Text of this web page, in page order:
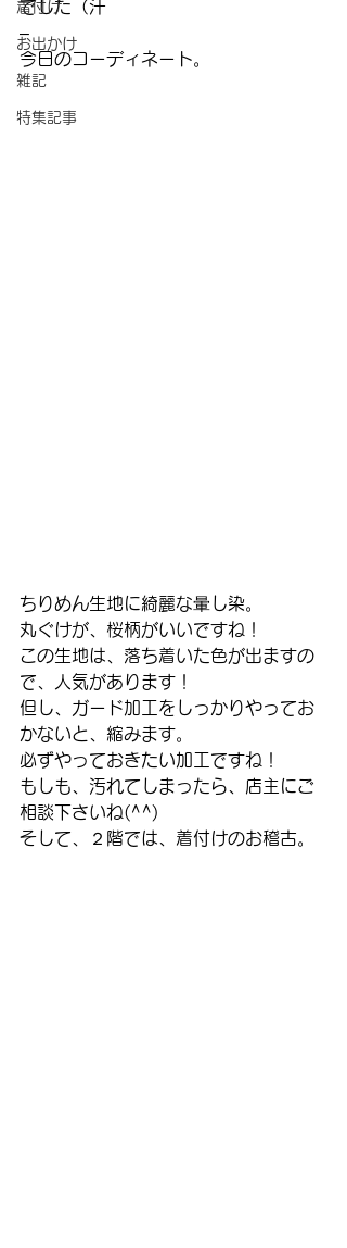
着付け
お出かけ
雑記
特集記事
でした（汗
–
今日のコーディネート。
ちりめん生地に綺麗な暈し染。
丸ぐけが、桜柄がいいですね！
この生地は、落ち着いた色が出ますの
で、人気があります！
但し、ガード加工をしっかりやってお
かないと、縮みます。
必ずやっておきたい加工ですね！
もしも、汚れてしまったら、店主にご
相談下さいね(^^)
そして、２階では、着付けのお稽古。